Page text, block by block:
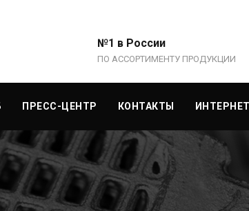
№1 в России
ПО АССОРТИМЕНТУ ПРОДУКЦИИ
ПРЕСС-ЦЕНТР КОНТАКТЫ